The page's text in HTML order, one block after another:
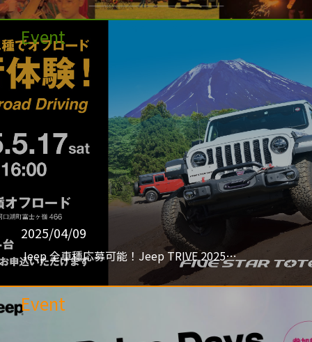
Event
2025/04/09
Jeep 全車種応募可能！Jeep TRIVE 2025…
Event